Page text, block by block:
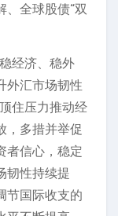
、全球股债“双
经济、稳外
外汇市场韧性
住压力推动经
，多措并举促
者信心，稳定
韧性持续提
节国际收支的